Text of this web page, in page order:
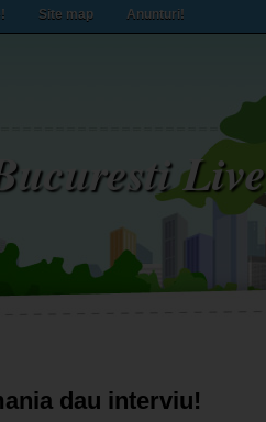
Site map Anunturi!
Live
dau interviu!